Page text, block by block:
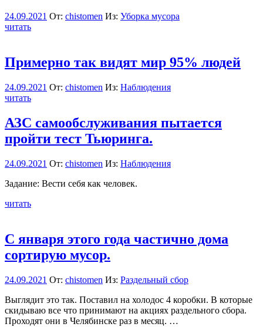
24.09.2021 От: chistomen Из: Уборка мусора
читать
Примерно так видят мир 95% людей
24.09.2021 От: chistomen Из: Наблюдения
читать
АЗС самообслуживания пытается
пройти тест Тьюринга.
24.09.2021 От: chistomen Из: Наблюдения
Задание: Вести себя как человек.
читать
С января этого года частично дома
сортирую мусор.
24.09.2021 От: chistomen Из: Раздельный сбор
Выглядит это так. Поставил на холодос 4 коробки. В которые
скидываю все что принимают на акциях раздельного сбора.
Проходят они в Челябинске раз в месяц. …